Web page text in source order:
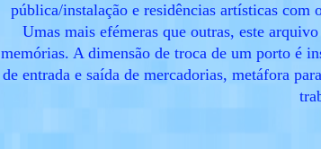
pública/instalação e residências artísticas
Umas mais efémeras que outras, este
memórias. A dimensão de troca de um porto é
de entrada e saída de mercadorias, metáfora